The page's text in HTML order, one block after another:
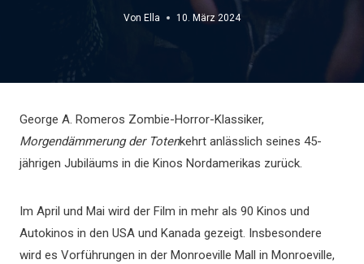
Von Ella 10. März 2024
George A. Romeros Zombie-Horror-Klassiker,
Morgendämmerung der Totenkehrt anlässlich seines 45-
jährigen Jubiläums in die Kinos Nordamerikas zurück.
Im April und Mai wird der Film in mehr als 90 Kinos und
Autokinos in den USA und Kanada gezeigt. Insbesondere
wird es Vorführungen in der Monroeville Mall in Monroeville,